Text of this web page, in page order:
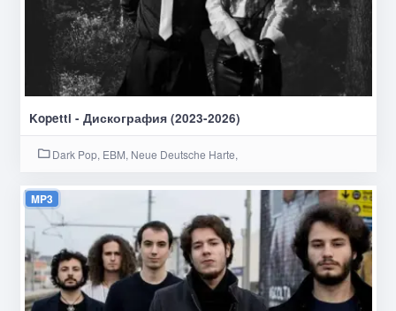
Kopetti - Дискография (2023-2026)
Dark Pop, EBM, Neue Deutsche Harte,
MP3